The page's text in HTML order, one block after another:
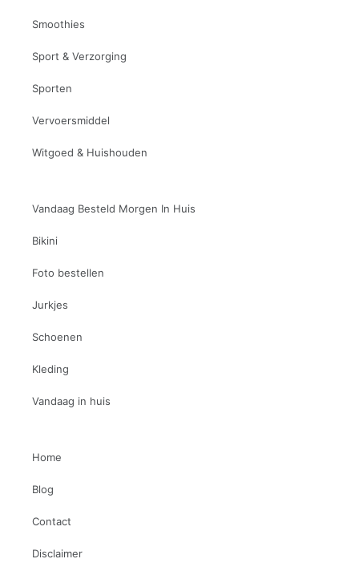
Smoothies
Sport & Verzorging
Sporten
Vervoersmiddel
Witgoed & Huishouden
Vandaag Besteld Morgen In Huis
Bikini
Foto bestellen
Jurkjes
Schoenen
Kleding
Vandaag in huis
Home
Blog
Contact
Disclaimer